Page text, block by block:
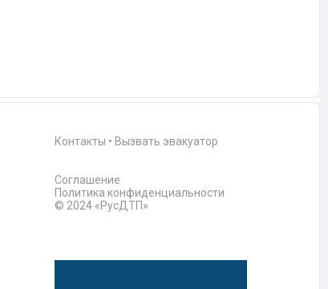
Контакты • Вызвать эвакуатор
Соглашение
Политика конфиденциальности
© 2024 «РусДТП»